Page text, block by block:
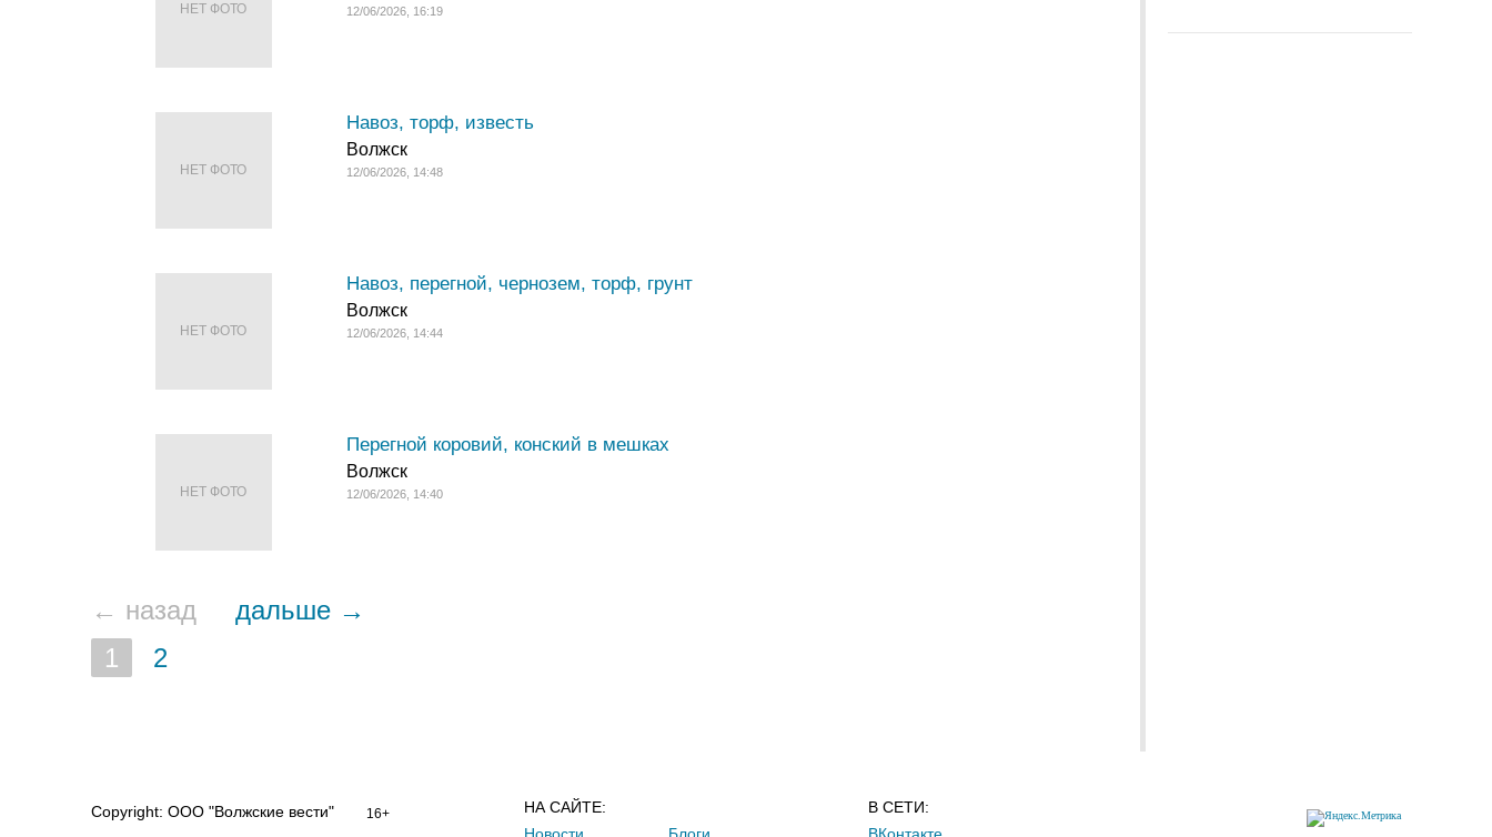
НЕТ ФОТО 12/06/2026, 16:19
НЕТ ФОТО
Навоз, торф, известь
Волжск
12/06/2026, 14:48
НЕТ ФОТО
Навоз, перегной, чернозем, торф, грунт
Волжск
12/06/2026, 14:44
НЕТ ФОТО
Перегной коровий, конский в мешках
Волжск
12/06/2026, 14:40
← назад дальше →
1
2
Copyright: ООО "Волжские вести" 16+
НА САЙТЕ:
В СЕТИ: